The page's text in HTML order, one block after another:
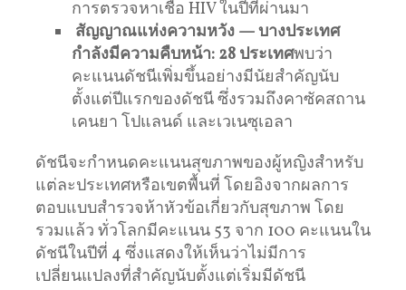
การตรวจหาเชื้อ HIV ในปีที่ผ่านมา
สัญญาณแห่งความหวัง — บางประเทศ
กำลังมีความคืบหน้า: 28 ประเทศพบว่า
คะแนนดัชนีเพิ่มขึ้นอย่างมีนัยสำคัญนับ
ตั้งแต่ปีแรกของดัชนี ซึ่งรวมถึงคาซัคสถาน
เคนยา โปแลนด์ และเวเนซุเอลา
ดัชนีจะกำหนดคะแนนสุขภาพของผู้หญิงสำหรับ
แต่ละประเทศหรือเขตพื้นที่ โดยอิงจากผลการ
ตอบแบบสำรวจห้าหัวข้อเกี่ยวกับสุขภาพ โดย
รวมแล้ว ทั่วโลกมีคะแนน 53 จาก 100 คะแนนใน
ดัชนีในปีที่ 4 ซึ่งแสดงให้เห็นว่าไม่มีการ
เปลี่ยนแปลงที่สำคัญนับตั้งแต่เริ่มมีดัชนี